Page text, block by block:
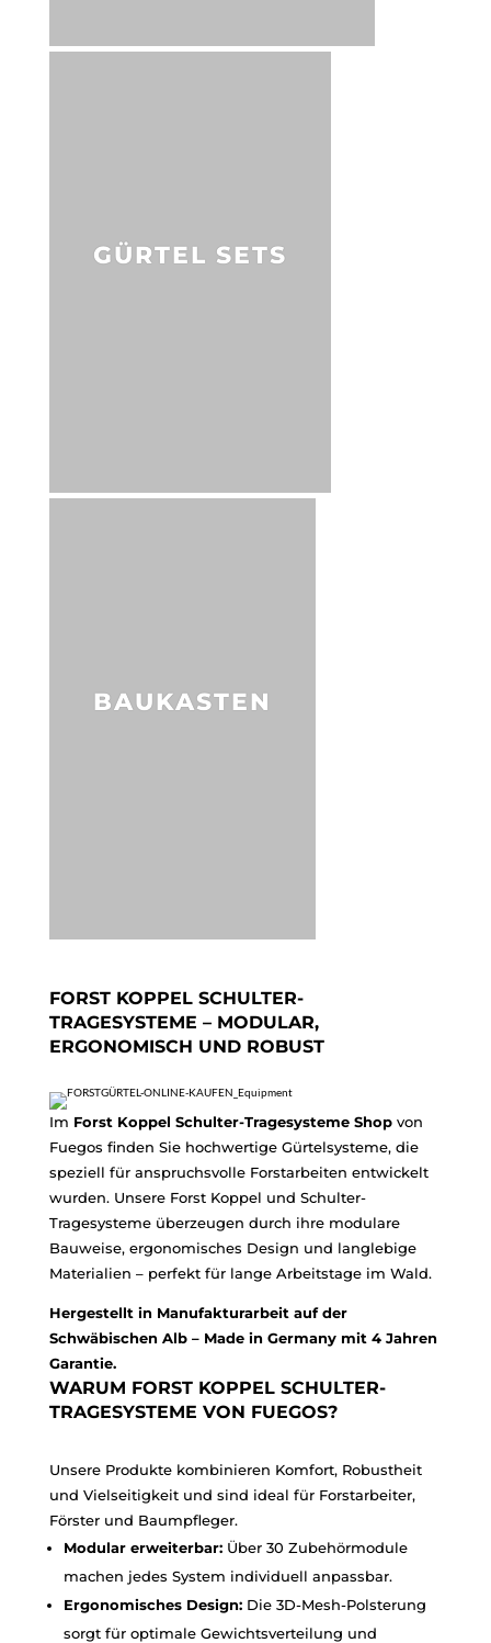
GÜRTEL SETS
BAUKASTEN
FORST KOPPEL SCHULTER-
TRAGESYSTEME – MODULAR,
ERGONOMISCH UND ROBUST
Im Forst Koppel Schulter-Tragesysteme Shopvon
Fuegos finden Sie hochwertige Gürtelsysteme, die
speziell für anspruchsvolle Forstarbeiten entwickelt
wurden. Unsere Forst Koppel und Schulter-
Tragesysteme überzeugen durch ihre modulare
Bauweise, ergonomisches Design und langlebige
Materialien – perfekt für lange Arbeitstage im Wald.
Hergestellt in Manufakturarbeit auf der
Schwäbischen Alb – Made in Germany mit 4 Jahren
Garantie.
WARUM FORST KOPPEL SCHULTER-
TRAGESYSTEME VON FUEGOS?
Unsere Produkte kombinieren Komfort, Robustheit
und Vielseitigkeit und sind ideal für Forstarbeiter,
Förster und Baumpfleger.
Modular erweiterbar:Über 30 Zubehörmodule
machen jedes System individuell anpassbar.
Ergonomisches Design:Die 3D-Mesh-Polsterung
sorgt für optimale Gewichtsverteilung und